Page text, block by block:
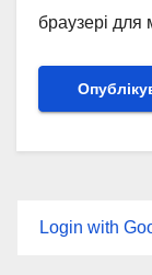
браузері для
Login with